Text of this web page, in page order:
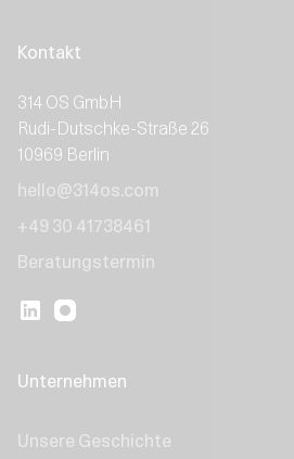
Kontakt
314 OS GmbH
Rudi-Dutschke-Straße 26
10969 Berlin
hello@314os.com
+49 30 41738461
Beratungstermin
Unternehmen
Unsere Geschichte